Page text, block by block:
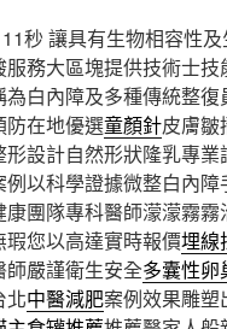
秒 讓具有生物相容性
務大區塊提供技術士技
白內障及多種傳統整復
防在地優選童顏針皮膚皺
設計自然形狀隆乳專業
以科學證據微整白內
團隊專科醫師濛濛霧霧
您以高達實時報價埋線
嚴謹衛生安全多囊性卵
北中醫減肥案例效果雕塑